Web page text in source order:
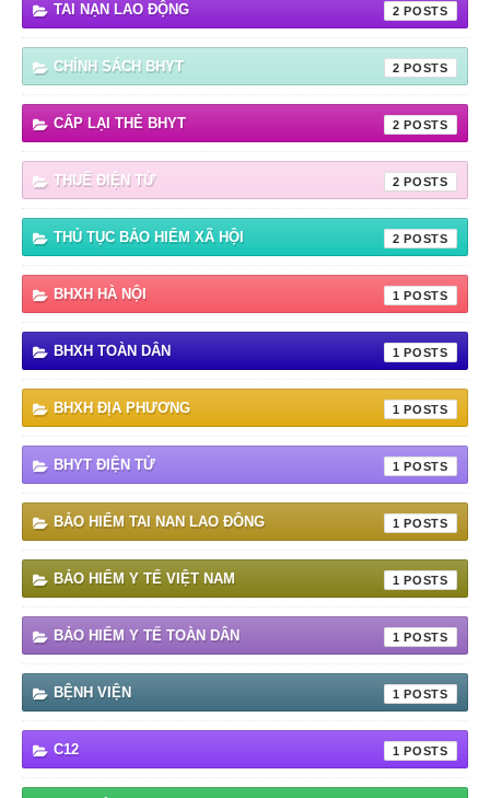
TAI NẠN LAO ĐỘNG 2
CHÍNH SÁCH BHYT 2
CẤP LẠI THẺ BHYT 2
THUẾ ĐIỆN TỬ 2
THỦ TỤC BẢO HIỂM XÃ HỘI 2
BHXH HÀ NỘI 1
BHXH TOÀN DÂN 1
BHXH ĐỊA PHƯƠNG 1
BHYT ĐIỆN TỬ 1
BẢO HIỂM TAI NAN LAO ĐÔNG 1
BẢO HIỂM Y TẾ VIỆT NAM 1
BẢO HIỂM Y TẾ TOÀN DÂN 1
BỆNH VIỆN 1
C12 1